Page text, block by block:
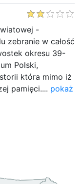
-
zebranie w całość
okresu 39-
Polski,
która mimo iż
pamięci.... pokaż